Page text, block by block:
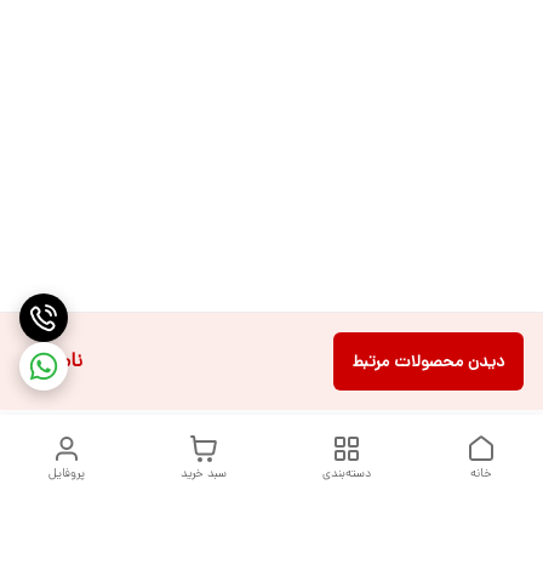
ناموجود دیدن محصولات مرتبط
پروفایل سبد خرید دسته‌بندی خانه